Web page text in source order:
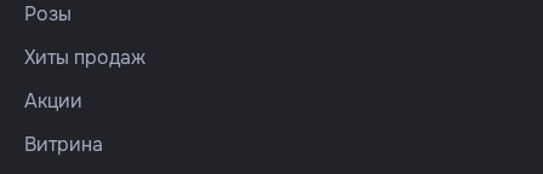
Розы
Хиты продаж
Акции
Витрина